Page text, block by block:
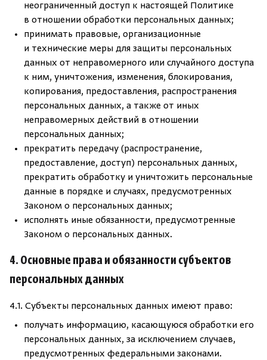
неограниченный доступ к настоящей Политике
в отношении обработки персональных данных;
принимать правовые, организационные
и технические меры для защиты персональных
данных от неправомерного или случайного доступа
к ним, уничтожения, изменения, блокирования,
копирования, предоставления, распространения
персональных данных, а также от иных
неправомерных действий в отношении
персональных данных;
прекратить передачу (распространение,
предоставление, доступ) персональных данных,
прекратить обработку и уничтожить персональные
данные в порядке и случаях, предусмотренных
Законом о персональных данных;
исполнять иные обязанности, предусмотренные
Законом о персональных данных.
4. Основные права и обязанности субъектов
персональных данных
4.1. Субъекты персональных данных имеют право:
получать информацию, касающуюся обработки его
персональных данных, за исключением случаев,
предусмотренных федеральными законами.